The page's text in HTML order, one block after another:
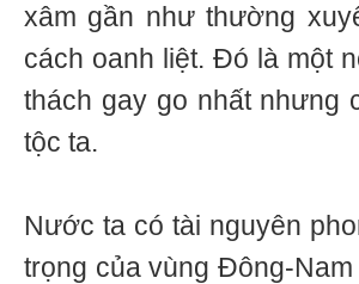
xâm gần như thường
cách oanh liệt. Đó là một
thách gay go nhất nhưng
tộc ta.
Nước ta có tài nguyên
trọng của vùng Đông-